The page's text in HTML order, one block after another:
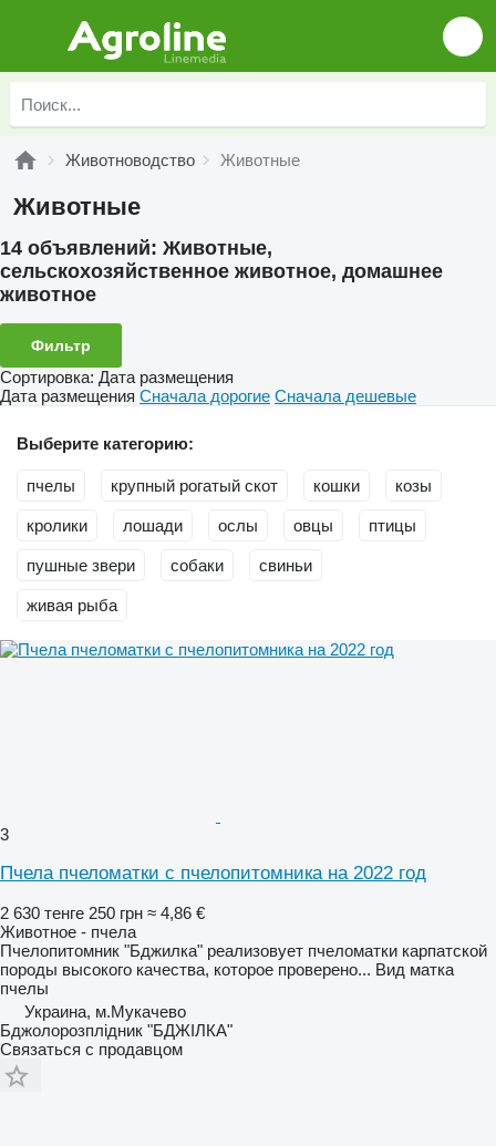
Животноводство Животные
Животные
14 объявлений: Животные,
сельскохозяйственное животное, домашнее
животное
Фильтр
Сортировка: Дата размещения
Дата размещения Сначала дорогие Сначала дешевые
Выберите категорию:
пчелы крупный рогатый скот кошки козы
кролики лошади ослы овцы птицы
пушные звери собаки свиньи
живая рыба
3
Пчела пчеломатки с пчелопитомника на 2022 год
2 630 тенге 250 грн ≈ 4,86 €
Животное - пчела
Пчелопитомник "Бджилка" реализовует пчеломатки карпатской
породы высокого качества, которое проверено... Вид матка
пчелы
Украина, м.Мукачево
Бджолорозплідник "БДЖІЛКА"
Связаться с продавцом